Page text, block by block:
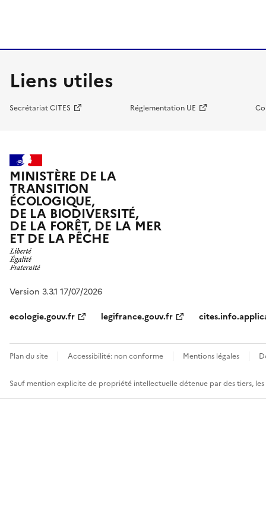
Liens utiles
Secrétariat CITES Réglementation UE
MINISTÈRE DE LA
TRANSITION
ÉCOLOGIQUE,
DE LA BIODIVERSITÉ,
DE LA FORÊT, DE LA MER
ET DE LA PÊCHE
Version 3.3.1 17/07/2026
ecologie.gouv.fr
legifrance.gouv.fr
Plan du site Accessibilité: non conforme Mentions légales
Sauf mention explicite de propriété intellectuelle détenue par des tiers,